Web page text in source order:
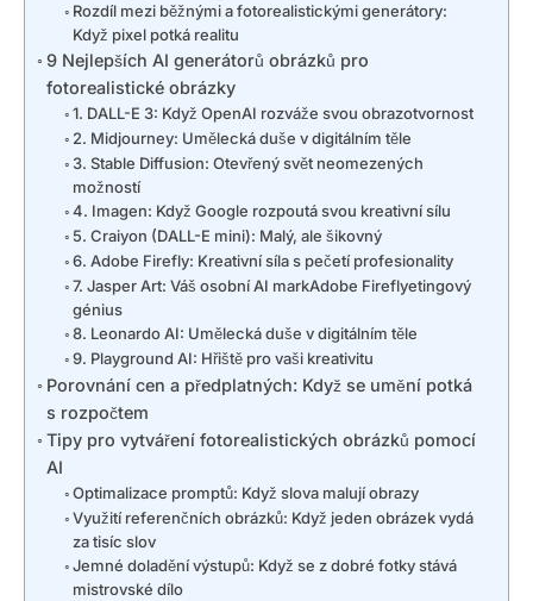
Rozdíl mezi běžnými a fotorealistickými generátory:
Když pixel potká realitu
9 Nejlepších AI generátorů obrázků pro
fotorealistické obrázky
1. DALL-E 3: Když OpenAI rozváže svou obrazotvornost
2. Midjourney: Umělecká duše v digitálním těle
3. Stable Diffusion: Otevřený svět neomezených
možností
4. Imagen: Když Google rozpoutá svou kreativní sílu
5. Craiyon (DALL-E mini): Malý, ale šikovný
6. Adobe Firefly: Kreativní síla s pečetí profesionality
7. Jasper Art: Váš osobní AI markAdobe Fireflyetingový
génius
8. Leonardo AI: Umělecká duše v digitálním těle
9. Playground AI: Hřiště pro vaši kreativitu
Porovnání cen a předplatných: Když se umění potká
s rozpočtem
Tipy pro vytváření fotorealistických obrázků pomocí
AI
Optimalizace promptů: Když slova malují obrazy
Využití referenčních obrázků: Když jeden obrázek vydá
za tisíc slov
Jemné doladění výstupů: Když se z dobré fotky stává
mistrovské dílo